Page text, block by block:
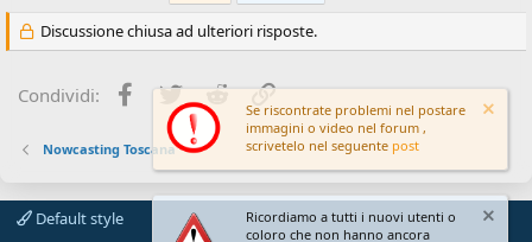
Discussione chiusa ad ulteriori risposte.
Condividi: Facebook
TwitterRedditLink
Nowcasting Toscana
Default style
Se riscontrate problemi nel postare
immagini o video nel forum ,
scrivetelo nel seguente post
Ricordiamo a tutti i nuovi utenti o
coloro che non hanno ancora